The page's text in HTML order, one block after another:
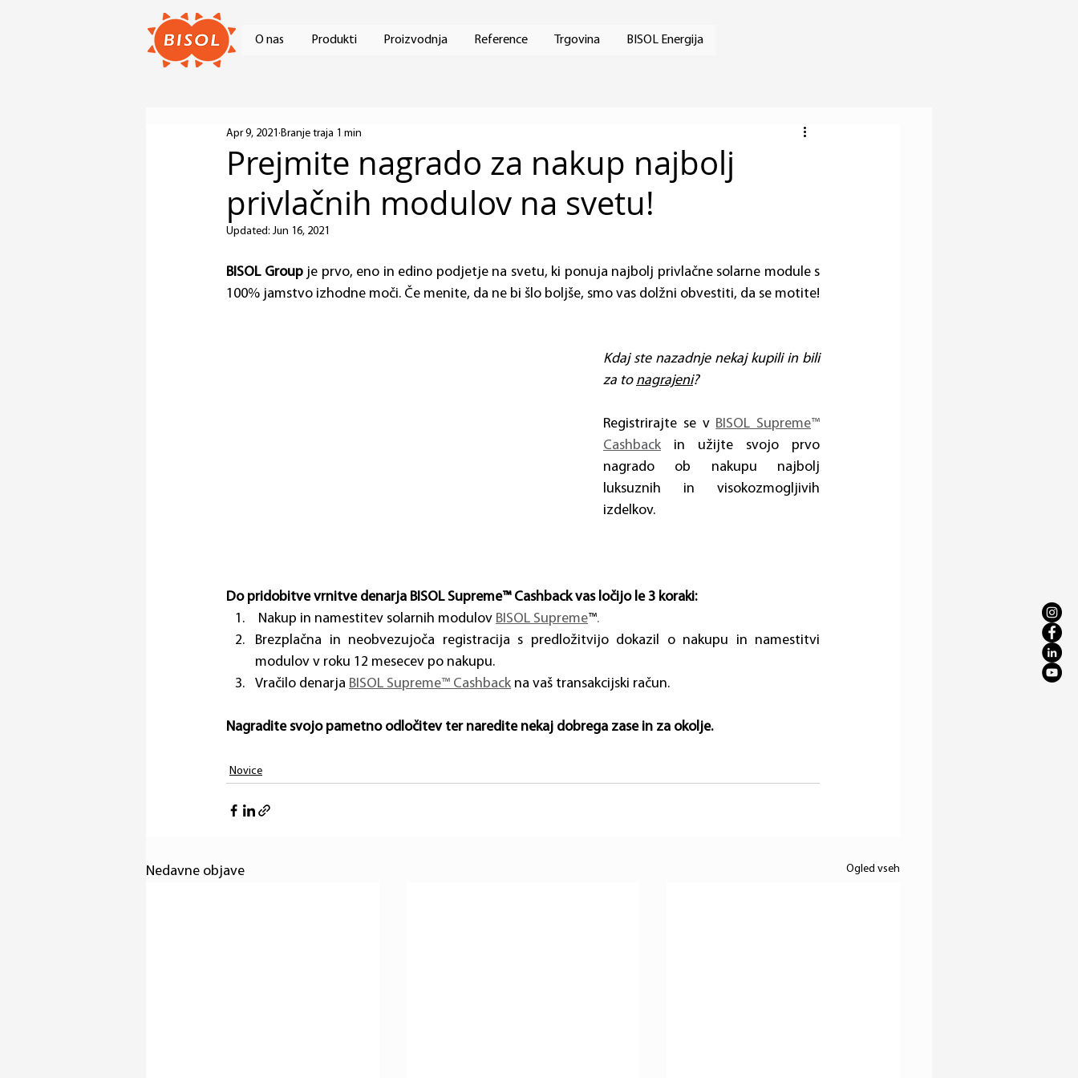
O nas Produkti Proizvodnja Reference Trgovina BISOL Energija
Prejmite nagrado za nakup najbolj
privlačnih modulov na svetu!
Apr 9, 2021 Branje traja 1 min
Updated: Jun 16, 2021
BISOL Group je prvo, eno in edino podjetje na svetu, ki ponuja najbolj privlačne solarne module s
100% jamstvo izhodne moči. Če menite, da ne bi šlo boljše, smo vas dolžni obvestiti, da se motite!
Kdaj ste nazadnje nekaj kupili in bili
za to nagrajeni?
Registrirajte se v BISOL Supreme
Cashback in užijte svojo prvo
nagrado ob nakupu najbolj
luksuznih in visokozmogljivih
izdelkov.
Do pridobitve vrnitve denarja BISOL Supreme™ Cashback vas ločijo le 3 koraki:
Nakup in namestitev solarnih modulov BISOL Supreme™.
Brezplačna in neobvezujoča registracija s predložitvijo dokazil o nakupu in namestitvi
modulov v roku 12 mesecev po nakupu.
Vračilo denarja BISOL Supreme™ Cashback na vaš transakcijski račun.
Nagradite svojo pametno odločitev ter naredite nekaj dobrega zase in za okolje.
Novice
Nedavne objave Ogled vseh